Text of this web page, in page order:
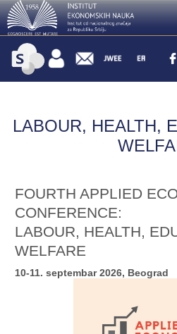
LABOUR, HEALTH,
FOURTH APPLIED
CONFERENCE:
LABOUR, HEALTH,
WELFARE
10-11. septembar 2026, Beograd